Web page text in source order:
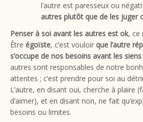
l’autre est paresseux ou
autres plutôt que de les juger
Penser à soi avant les autres est ok, ce
Être égoïste, c’est vouloir que l’autre
s’occupe de nos besoins avant les siens
autres sont responsables de notre
attentes ; c’est prendre pour soi au
L’autre, en disant oui, cherche à plaire
d’aimer), et en disant non, ne fait
besoins ou limites.